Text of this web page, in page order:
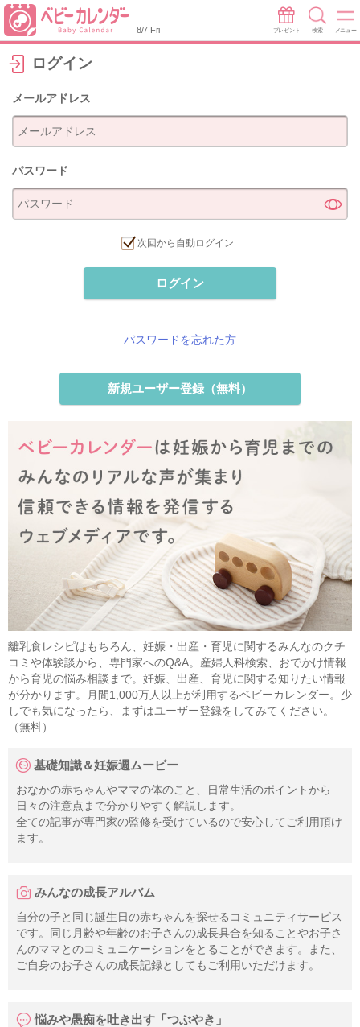
8/7 Fri プレゼント 検索 メニュー
ログイン
メールアドレス
パスワード
次回から自動ログイン
ログイン
パスワードを忘れた方
新規ユーザー登録（無料）
離乳食レシピはもちろん、妊娠・出産・育児に関するみんなのクチ
コミや体験談から、専門家へのQ&A。産婦人科検索、おでかけ情報
から育児の悩み相談まで。妊娠、出産、育児に関する知りたい情報
が分かります。月間1,000万人以上が利用するベビーカレンダー。少
しでも気になったら、まずはユーザー登録をしてみてください。
（無料）
基礎知識＆妊娠週ムービー
おなかの赤ちゃんやママの体のこと、日常生活のポイントから
日々の注意点まで分かりやすく解説します。
全ての記事が専門家の監修を受けているので安心してご利用頂け
ます。
みんなの成長アルバム
自分の子と同じ誕生日の赤ちゃんを探せるコミュニティサービス
です。同じ月齢や年齢のお子さんの成長具合を知ることやお子さ
んのママとのコミュニケーションをとることができます。また、
ご自身のお子さんの成長記録としてもご利用いただけます。
悩みや愚痴を吐き出す「つぶやき」